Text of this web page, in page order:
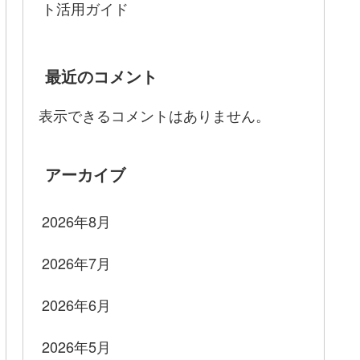
ト活用ガイド
最近のコメント
表示できるコメントはありません。
アーカイブ
2026年8月
2026年7月
2026年6月
2026年5月